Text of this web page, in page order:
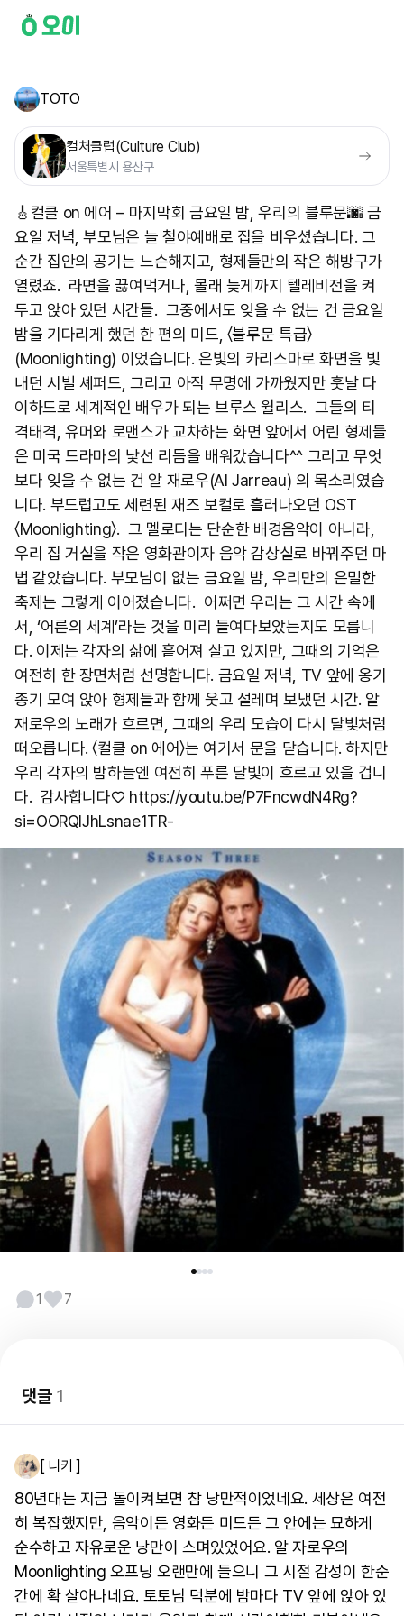
TOTO
컬처클럽(Culture Club)
서울특별시 용산구
🎸컬클 on 에어 – 마지막회 금요일 밤, 우리의 블루문🌆 금
요일 저녁, 부모님은 늘 철야예배로 집을 비우셨습니다. 그
순간 집안의 공기는 느슨해지고, 형제들만의 작은 해방구가
열렸죠. 라면을 끓여먹거나, 몰래 늦게까지 텔레비전을 켜
두고 앉아 있던 시간들. 그중에서도 잊을 수 없는 건 금요일
밤을 기다리게 했던 한 편의 미드, 〈블루문 특급〉
(Moonlighting) 이었습니다. 은빛의 카리스마로 화면을 빛
내던 시빌 셰퍼드, 그리고 아직 무명에 가까웠지만 훗날 다
이하드로 세계적인 배우가 되는 브루스 윌리스. 그들의 티
격태격, 유머와 로맨스가 교차하는 화면 앞에서 어린 형제들
은 미국 드라마의 낯선 리듬을 배워갔습니다^^ 그리고 무엇
보다 잊을 수 없는 건 알 재로우(Al Jarreau) 의 목소리였습
니다. 부드럽고도 세련된 재즈 보컬로 흘러나오던 OST
〈Moonlighting〉. 그 멜로디는 단순한 배경음악이 아니라,
우리 집 거실을 작은 영화관이자 음악 감상실로 바꿔주던 마
법 같았습니다. 부모님이 없는 금요일 밤, 우리만의 은밀한
축제는 그렇게 이어졌습니다. 어쩌면 우리는 그 시간 속에
서, ‘어른의 세계’라는 것을 미리 들여다보았는지도 모릅니
다. 이제는 각자의 삶에 흩어져 살고 있지만, 그때의 기억은
여전히 한 장면처럼 선명합니다. 금요일 저녁, TV 앞에 옹기
종기 모여 앉아 형제들과 함께 웃고 설레며 보냈던 시간. 알
재로우의 노래가 흐르면, 그때의 우리 모습이 다시 달빛처럼
떠오릅니다. 〈컬클 on 에어〉는 여기서 문을 닫습니다. 하지만
우리 각자의 밤하늘엔 여전히 푸른 달빛이 흐르고 있을 겁니
다. 감사합니다♡ https://youtu.be/P7FncwdN4Rg?
si=OORQIJhLsnae1TR-
1 7
댓글1
[ 니키 ]
80년대는 지금 돌이켜보면 참 낭만적이었네요. 세상은 여전
히 복잡했지만, 음악이든 영화든 미드든 그 안에는 묘하게
순수하고 자유로운 낭만이 스며있었어요. 알 자로우의
Moonlighting 오프닝 오랜만에 들으니 그 시절 감성이 한순
간에 확 살아나네요. 토토님 덕분에 밤마다 TV 앞에 앉아 있